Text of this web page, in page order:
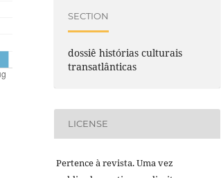
SECTION
dossiê histórias culturais
transatlânticas
LICENSE
Pertence à revista. Uma vez